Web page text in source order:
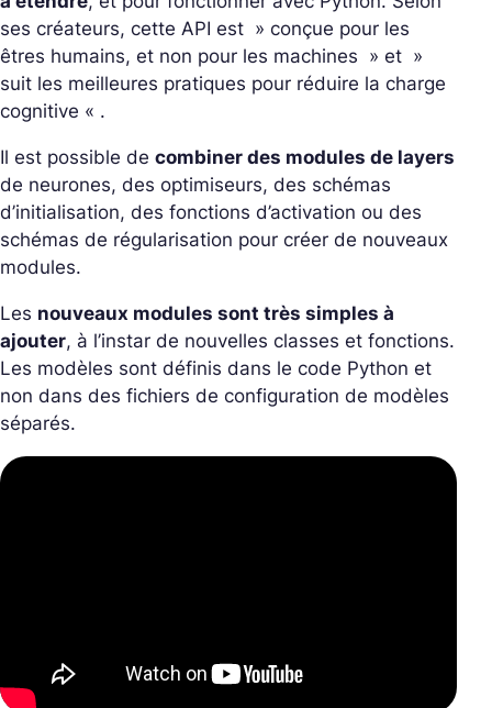
ses créateurs, cette API est » conçue pour les
êtres humains, et non pour les machines » et »
suit les meilleures pratiques pour réduire la charge
cognitive « .
Il est possible de combiner des modules de layers
de neurones, des optimiseurs, des schémas
d’initialisation, des fonctions d’activation ou des
schémas de régularisation pour créer de nouveaux
modules.
Les nouveaux modules sont très simples à
ajouter, à l’instar de nouvelles classes et fonctions.
Les modèles sont définis dans le code Python et
non dans des fichiers de configuration de modèles
séparés.